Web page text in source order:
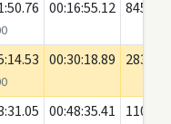
00:16:55.12 845
00:30:18.89 2835
00:48:35.41 110